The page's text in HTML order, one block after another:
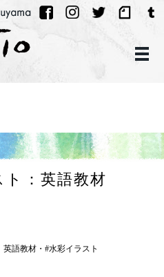
メ
：英語教材
英語教材・#水彩イラスト